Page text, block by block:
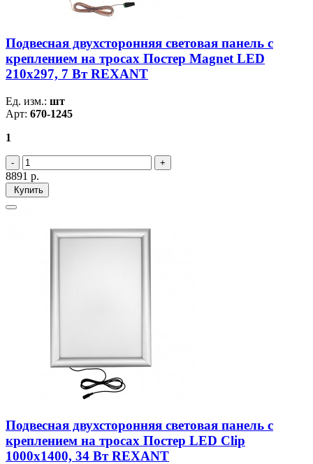
Подвесная двухсторонняя световая панель с
креплением на тросах Постер Magnet LED
210х297, 7 Вт REXANT
Ед. изм.: шт
Арт: 670-1245
1
8891 р.
Купить
Подвесная двухсторонняя световая панель с
креплением на тросах Постер LED Clip
1000х1400, 34 Вт REXANT